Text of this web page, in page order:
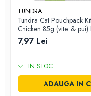
Retail S.R.L.,
TUNDRA
Tundra Cat Pouchpack
Chicken 85g (vitel & pui)
Umeda Pisici
7,97 Lei
IN STOC
ADAUGA IN